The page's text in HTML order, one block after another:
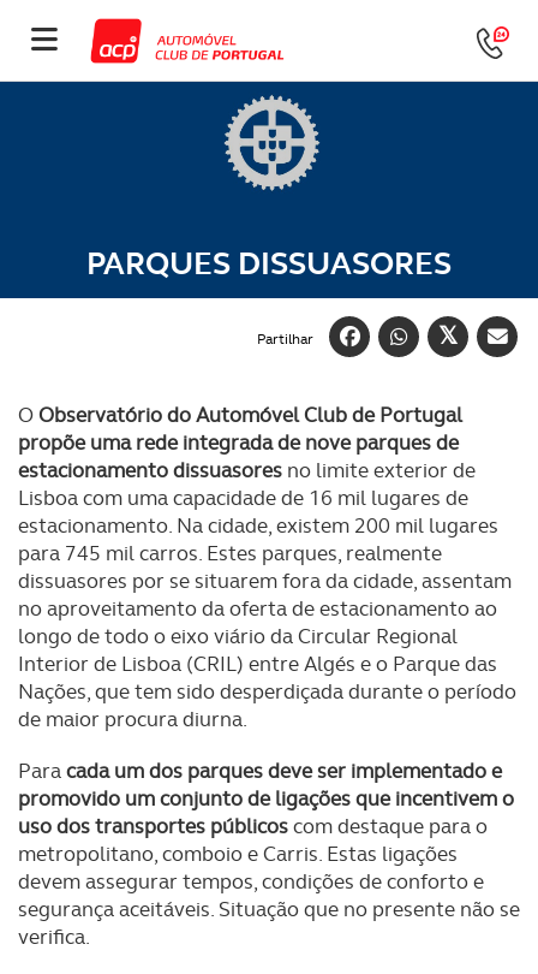
PARQUES DISSUASORES
Partilhar
OObservatório do Automóvel Club de Portugal
propõe uma rede integrada de nove parques de
estacionamento dissuasores no limite exterior de
Lisboa com uma capacidade de 16 mil lugares de
estacionamento. Na cidade, existem 200 mil lugares
para 745 mil carros. Estes parques, realmente
dissuasores por se situarem fora da cidade, assentam
no aproveitamento da oferta de estacionamento ao
longo de todo o eixo viário da Circular Regional
Interior de Lisboa (CRIL) entre Algés e o Parque das
Nações, que tem sido desperdiçada durante o período
de maior procura diurna.
Paracada um dos parques deve ser implementado e
promovido um conjunto de ligações que incentivem o
uso dos transportes públicoscom destaque para o
metropolitano, comboio e Carris. Estas ligações
devem assegurar tempos, condições de conforto e
segurança aceitáveis. Situação que no presente não se
verifica.